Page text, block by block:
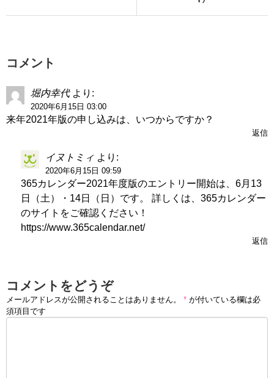
コメント
堀内幸代 より:
2020年6月15日 03:00
来年2021年版の申し込みは、いつからですか？
返信
イヌトミィ より:
2020年6月15日 09:59
365カレンダー2021年度版のエントリー開始は、6月13
日（土）・14日（日）です。 詳しくは、365カレンダー
のサイトをご確認ください！
https://www.365calendar.net/
返信
コメントをどうぞ
メールアドレスが公開されることはありません。 * が付いている欄は必
須項目です